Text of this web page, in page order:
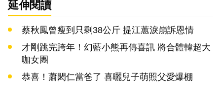
延伸閱讀
蔡秋鳳曾瘦到只剩38公斤 提江蕙淚崩訴恩情
才剛跳完跨年！幻藍小熊再傳喜訊 將合體韓超大
咖女團
恭喜！蕭閎仁當爸了 喜曬兒子萌照父愛爆棚